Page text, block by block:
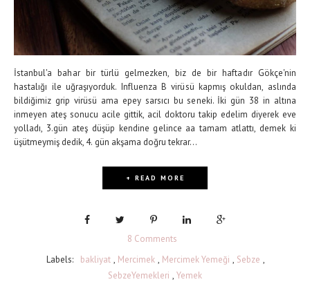
İstanbul'a bahar bir türlü gelmezken, biz de bir haftadır Gökçe'nin
hastalığı ile uğraşıyorduk. Influenza B virüsü kapmış okuldan, aslında
bildiğimiz grip virüsü ama epey sarsıcı bu seneki. İki gün 38 in altına
inmeyen ateş sonucu acile gittik, acil doktoru takip edelim diyerek eve
yolladı, 3.gün ateş düşüp kendine gelince aa tamam atlattı, demek ki
üşütmeymiş dedik, 4. gün akşama doğru tekrar...
+ READ MORE
8 Comments
Labels:
bakliyat , Mercimek , Mercimek Yemeği , Sebze ,
SebzeYemekleri , Yemek